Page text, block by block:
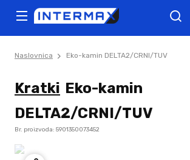
Naslovnica Eko-kamin DELTA2/CRNI/TUV
Kratki Eko-kamin
DELTA2/CRNI/TUV
Br. proizvoda: 5901350073452